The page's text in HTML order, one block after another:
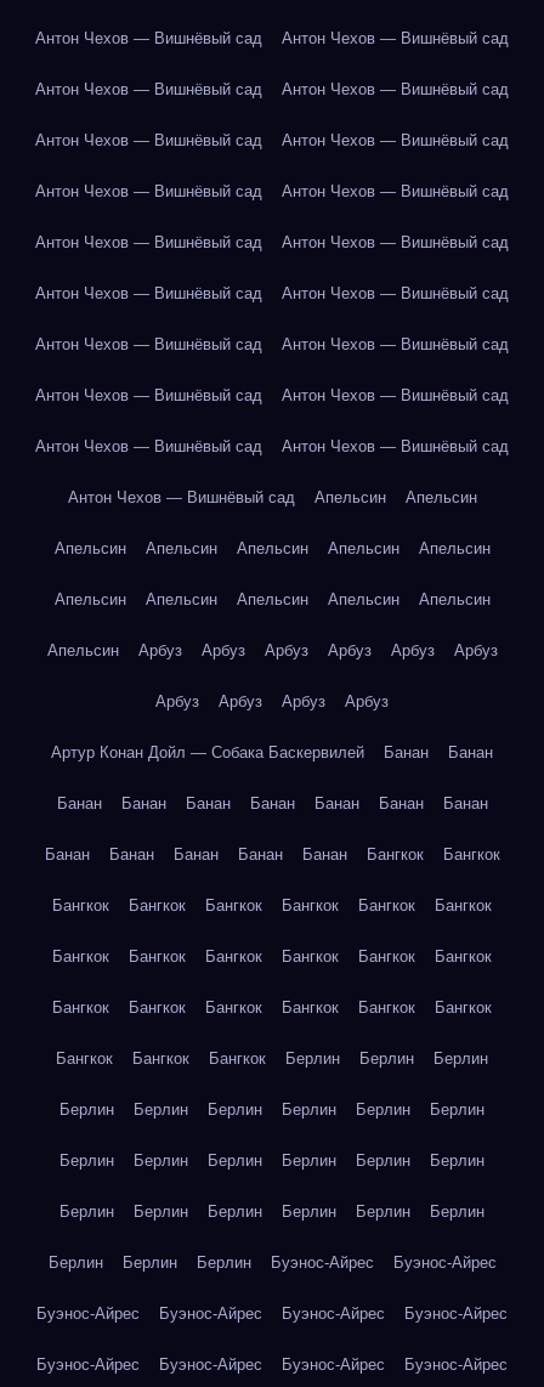
Антон Чехов — Вишнёвый сад Антон Чехов — Вишнёвый сад
Антон Чехов — Вишнёвый сад Антон Чехов — Вишнёвый сад
Антон Чехов — Вишнёвый сад Антон Чехов — Вишнёвый сад
Антон Чехов — Вишнёвый сад Антон Чехов — Вишнёвый сад
Антон Чехов — Вишнёвый сад Антон Чехов — Вишнёвый сад
Антон Чехов — Вишнёвый сад Антон Чехов — Вишнёвый сад
Антон Чехов — Вишнёвый сад Антон Чехов — Вишнёвый сад
Антон Чехов — Вишнёвый сад Антон Чехов — Вишнёвый сад
Антон Чехов — Вишнёвый сад Антон Чехов — Вишнёвый сад
Антон Чехов — Вишнёвый сад Апельсин Апельсин
Апельсин Апельсин Апельсин Апельсин Апельсин
Апельсин Апельсин Апельсин Апельсин Апельсин
Апельсин Арбуз Арбуз Арбуз Арбуз Арбуз Арбуз
Арбуз Арбуз Арбуз Арбуз
Артур Конан Дойл — Собака Баскервилей Банан Банан
Банан Банан Банан Банан Банан Банан Банан
Банан Банан Банан Банан Банан Бангкок Бангкок
Бангкок Бангкок Бангкок Бангкок Бангкок Бангкок
Бангкок Бангкок Бангкок Бангкок Бангкок Бангкок
Бангкок Бангкок Бангкок Бангкок Бангкок Бангкок
Бангкок Бангкок Бангкок Берлин Берлин Берлин
Берлин Берлин Берлин Берлин Берлин Берлин
Берлин Берлин Берлин Берлин Берлин Берлин
Берлин Берлин Берлин Берлин Берлин Берлин
Берлин Берлин Берлин Буэнос-Айрес Буэнос-Айрес
Буэнос-Айрес Буэнос-Айрес Буэнос-Айрес Буэнос-Айрес
Буэнос-Айрес Буэнос-Айрес Буэнос-Айрес Буэнос-Айрес